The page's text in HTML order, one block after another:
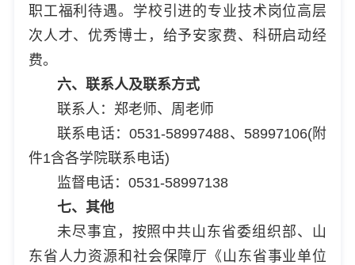
职工福利待遇。学校引进的专业技术岗位高层
次人才、优秀博士，给予安家费、科研启动经
费。
六、联系人及联系方式
联系人：郑老师、周老师
联系电话：0531-58997488、58997106(附
件1含各学院联系电话)
监督电话：0531-58997138
七、其他
未尽事宜，按照中共山东省委组织部、山
东省人力资源和社会保障厅《山东省事业单位